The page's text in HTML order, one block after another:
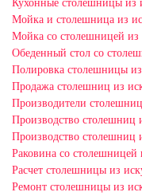
Мойка и столешница из
Мойка со столешницей из
Обеденный стол со
Полировка столешницы
Продажа столешниц из
Производители
Производство столешниц
Производство столешниц
Раковина со столешницей
Расчет столешницы из
Ремонт столешницы из